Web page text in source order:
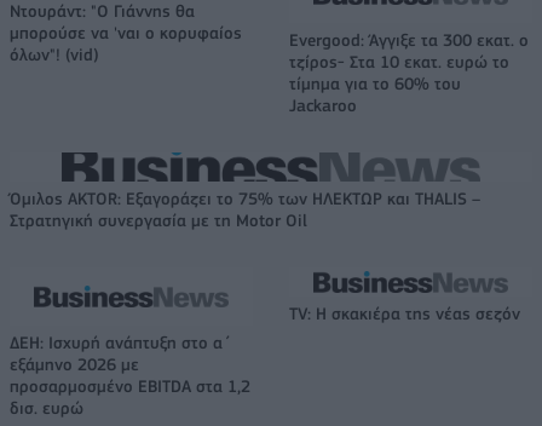
Ντουράντ: "Ο Γιάννης θα
μπορούσε να 'ναι ο κορυφαίος
όλων"! (vid)
Evergood: Άγγιξε τα 300 εκατ. ο
τζίρος- Στα 10 εκατ. ευρώ το
τίμημα για το 60% του
Jackaroo
Όμιλος AKTOR: Εξαγοράζει το 75% των ΗΛΕΚΤΩΡ και THALIS –
Στρατηγική συνεργασία με τη Motor Oil
ΔΕΗ: Ισχυρή ανάπτυξη στο α΄
εξάμηνο 2026 με
προσαρμοσμένο EBITDA στα 1,2
δισ. ευρώ
TV: Η σκακιέρα της νέας σεζόν